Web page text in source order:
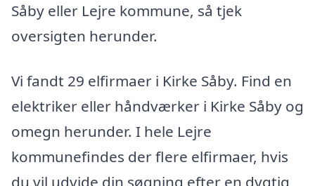
Såby eller Lejre kommune, så tjek
oversigten herunder.
Vi fandt 29 elfirmaer i Kirke Såby. Find en
elektriker eller håndværker i Kirke Såby og
omegn herunder. I hele Lejre
kommunefindes der flere elfirmaer, hvis
du vil udvide din søgning efter en dygtig